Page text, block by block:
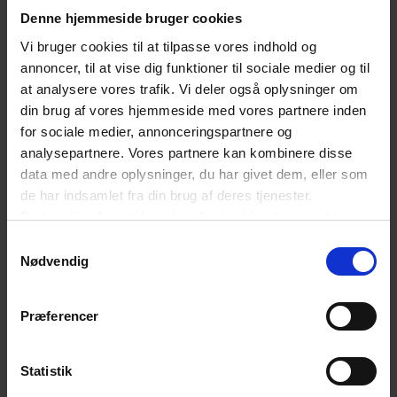
Denne hjemmeside bruger cookies
Vi bruger cookies til at tilpasse vores indhold og
annoncer, til at vise dig funktioner til sociale medier og til
at analysere vores trafik. Vi deler også oplysninger om
din brug af vores hjemmeside med vores partnere inden
for sociale medier, annonceringspartnere og
analysepartnere. Vores partnere kan kombinere disse
data med andre oplysninger, du har givet dem, eller som
de har indsamlet fra din brug af deres tjenester.
Du kan til enhver tid ændre eller trække dit samtykke
hjørne på websitet.
Nødvendig
Præferencer
Statistik
19. JANUAR 2026